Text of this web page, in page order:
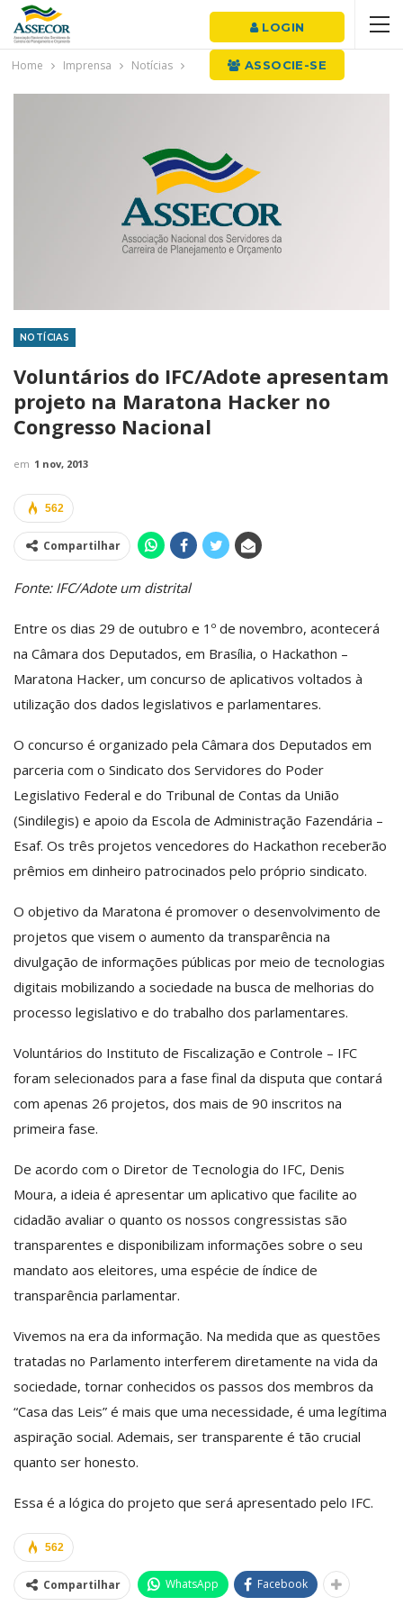
LOGIN
ASSOCIE-SE
Home Imprensa Notícias
NOTÍCIAS
Voluntários do IFC/Adote apresentam
projeto na Maratona Hacker no
Congresso Nacional
em 1 nov, 2013
562
Compartilhar
Fonte: IFC/Adote um distrital
Entre os dias 29 de outubro e 1º de novembro, acontecerá
na Câmara dos Deputados, em Brasília, o Hackathon –
Maratona Hacker, um concurso de aplicativos voltados à
utilização dos dados legislativos e parlamentares.
O concurso é organizado pela Câmara dos Deputados em
parceria com o Sindicato dos Servidores do Poder
Legislativo Federal e do Tribunal de Contas da União
(Sindilegis) e apoio da Escola de Administração Fazendária –
Esaf. Os três projetos vencedores do Hackathon receberão
prêmios em dinheiro patrocinados pelo próprio sindicato.
O objetivo da Maratona é promover o desenvolvimento de
projetos que visem o aumento da transparência na
divulgação de informações públicas por meio de tecnologias
digitais mobilizando a sociedade na busca de melhorias do
processo legislativo e do trabalho dos parlamentares.
Voluntários do Instituto de Fiscalização e Controle – IFC
foram selecionados para a fase final da disputa que contará
com apenas 26 projetos, dos mais de 90 inscritos na
primeira fase.
De acordo com o Diretor de Tecnologia do IFC, Denis
Moura, a ideia é apresentar um aplicativo que facilite ao
cidadão avaliar o quanto os nossos congressistas são
transparentes e disponibilizam informações sobre o seu
mandato aos eleitores, uma espécie de índice de
transparência parlamentar.
Vivemos na era da informação. Na medida que as questões
tratadas no Parlamento interferem diretamente na vida da
sociedade, tornar conhecidos os passos dos membros da
“Casa das Leis” é mais que uma necessidade, é uma legítima
aspiração social. Ademais, ser transparente é tão crucial
quanto ser honesto.
Essa é a lógica do projeto que será apresentado pelo IFC.
562
Compartilhar WhatsApp Facebook